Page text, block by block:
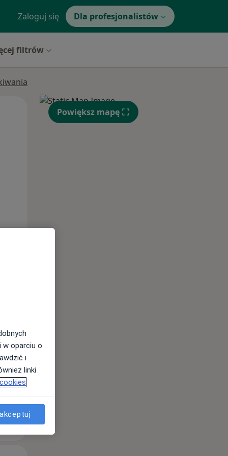
Zaloguj się Dla profesjonalistów
filtrów
Wt, Śr,
Powiększ mapę
w oparciu o
i
linki